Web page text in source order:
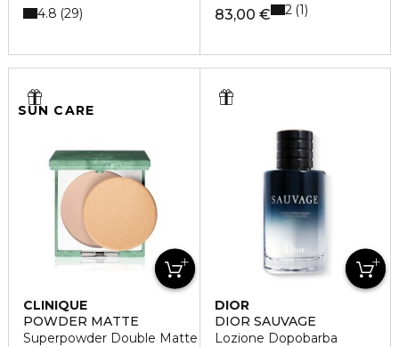
4.8 29 83,00 € 2 1
SUN CARE
CLINIQUE
POWDER MATTE
Superpowder Double Matte
DIOR
DIOR SAUVAGE
Lozione Dopobarba